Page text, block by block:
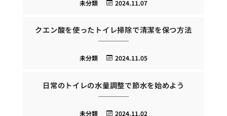
2024.11.07
未分類
クエン酸を使ったトイレ掃除で清潔を保つ方法
2024.11.05
未分類
日常のトイレの水量調整で節水を始めよう
2024.11.02
未分類